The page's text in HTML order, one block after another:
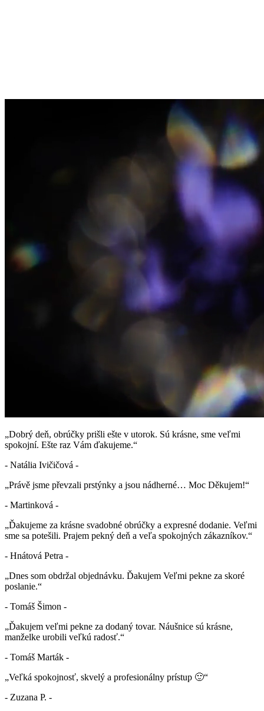
„Dobrý deň, obrúčky prišli ešte v utorok. Sú krásne, sme veľmi
spokojní. Ešte raz Vám ďakujeme.“
- Natália Ivičičová -
„Právě jsme převzali prstýnky a jsou nádherné… Moc Děkujem!“
- Martinková -
„Ďakujeme za krásne svadobné obrúčky a expresné dodanie. Veľmi
sme sa potešili. Prajem pekný deň a veľa spokojných zákazníkov.“
- Hnátová Petra -
„Dnes som obdržal objednávku. Ďakujem Veľmi pekne za skoré
poslanie.“
- Tomáš Šimon -
„Ďakujem veľmi pekne za dodaný tovar. Náušnice sú krásne,
manželke urobili veľkú radosť.“
- Tomáš Marták -
„Veľká spokojnosť, skvelý a profesionálny prístup 🙂“
- Zuzana P. -